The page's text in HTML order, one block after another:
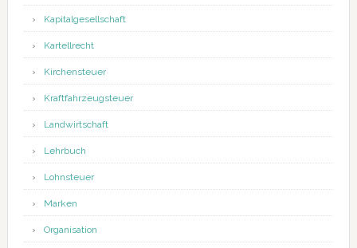
Kapitalgesellschaft
Kartellrecht
Kirchensteuer
Kraftfahrzeugsteuer
Landwirtschaft
Lehrbuch
Lohnsteuer
Marken
Organisation